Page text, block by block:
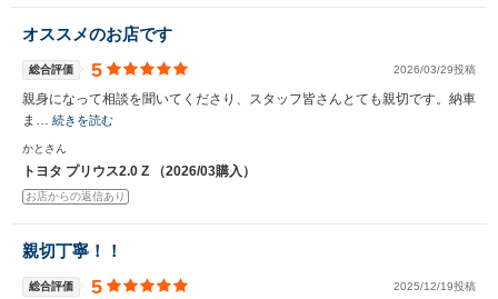
オススメのお店です
総合評価 5 2026/03/29投稿
親身になって相談を聞いてくださり、スタッフ皆さんとても親切です。納車
ま… 続きを読む
かとさん
トヨタ プリウス2.0 Z （2026/03購入）
お店からの返信あり
親切丁寧！！
総合評価 5 2025/12/19投稿